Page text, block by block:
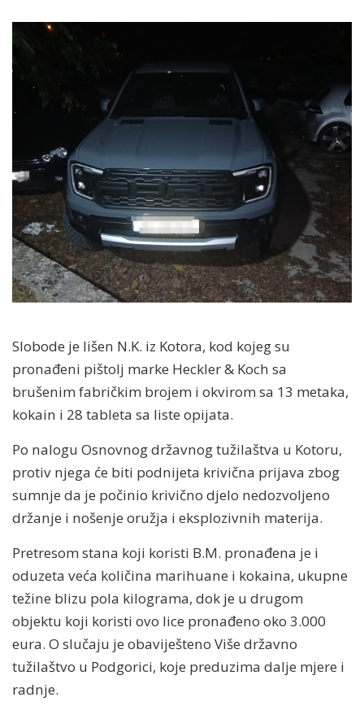
Slobode je lišen N.K. iz Kotora, kod kojeg su
pronađeni pištolj marke Heckler & Koch sa
brušenim fabričkim brojem i okvirom sa 13 metaka,
kokain i 28 tableta sa liste opijata.
Po nalogu Osnovnog državnog tužilaštva u Kotoru,
protiv njega će biti podnijeta krivična prijava zbog
sumnje da je počinio krivično djelo nedozvoljeno
držanje i nošenje oružja i eksplozivnih materija.
Pretresom stana koji koristi B.M. pronađena je i
oduzeta veća količina marihuane i kokaina, ukupne
težine blizu pola kilograma, dok je u drugom
objektu koji koristi ovo lice pronađeno oko 3.000
eura. O slučaju je obaviješteno Više državno
tužilaštvo u Podgorici, koje preduzima dalje mjere i
radnje.